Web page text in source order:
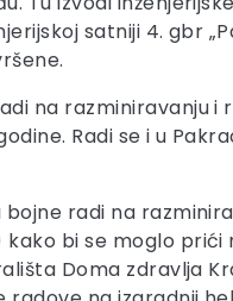
satniji 4. gbr
na razminiravanju
Radi se i u
radi na
bi se moglo
Doma zdravlja